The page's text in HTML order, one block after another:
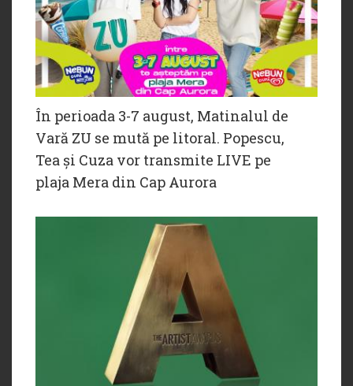
În perioada 3-7 august, Matinalul de
Vară ZU se mută pe litoral. Popescu,
Tea și Cuza vor transmite LIVE pe
plaja Mera din Cap Aurora